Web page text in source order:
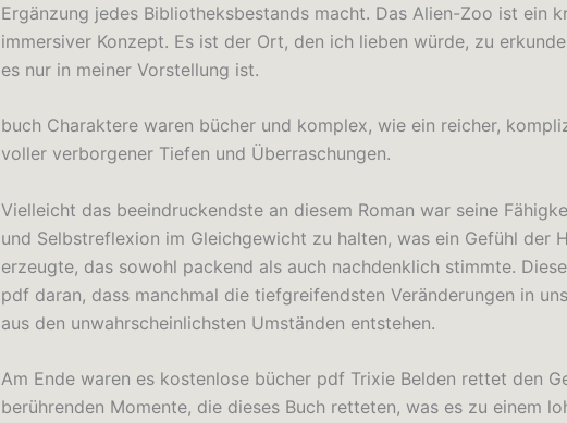
Ergänzung jedes Bibliotheksbestands macht. Das Alien-Zoo ist ein
immersiver Konzept. Es ist der Ort, den ich lieben würde, zu
es nur in meiner Vorstellung ist.
buch Charaktere waren bücher und komplex, wie ein reicher,
voller verborgener Tiefen und Überraschungen.
Vielleicht das beeindruckendste an diesem Roman war seine
und Selbstreflexion im Gleichgewicht zu halten, was ein Gefühl der
erzeugte, das sowohl packend als auch nachdenklich stimmte.
pdf daran, dass manchmal die tiefgreifendsten Veränderungen in
aus den unwahrscheinlichsten Umständen entstehen.
Am Ende waren es kostenlose bücher pdf Trixie Belden rettet den
berührenden Momente, die dieses Buch retteten, was es zu einem